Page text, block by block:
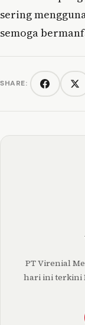
sering
semoga
SHARE: Facebook
PT Virenial
hari ini terkini